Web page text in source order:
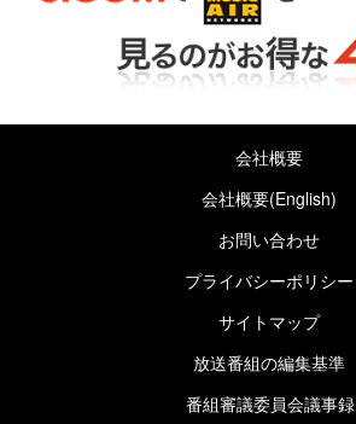
会社概要
会社概要(English)
お問い合わせ
プライバシーポリシー
サイトマップ
放送番組の編集基準
番組審議委員会議事録